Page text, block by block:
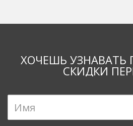
ХОЧЕШЬ УЗНАВАТЬ
СКИДКИ